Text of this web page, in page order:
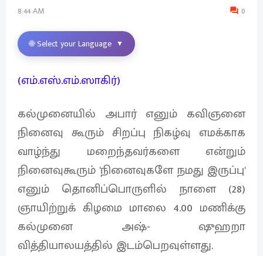
8:44 AM 0
🌐 Select your Language ▼
(எம்.எஸ்.எம்.ஸாகிர்)
கல்முனையில் அபார் எனும் கவிஞனை
நினைவு கூரும் சிறப்பு நிகழ்வு எமக்காக
வாழ்ந்து மறைந்தவர்களை என்றும்
நினைவுகூரும் 'நினைவுகளே நமது இருப்பு'
எனும் தொனிப்பொருளில் நாளை (28)
ஞாயிற்றுக் கிழமை மாலை 4.00 மணிக்கு
கல்முனை அஷ்- ஷுஹறா
வித்தியாலயத்தில் இடம்பெறவுள்ளது.